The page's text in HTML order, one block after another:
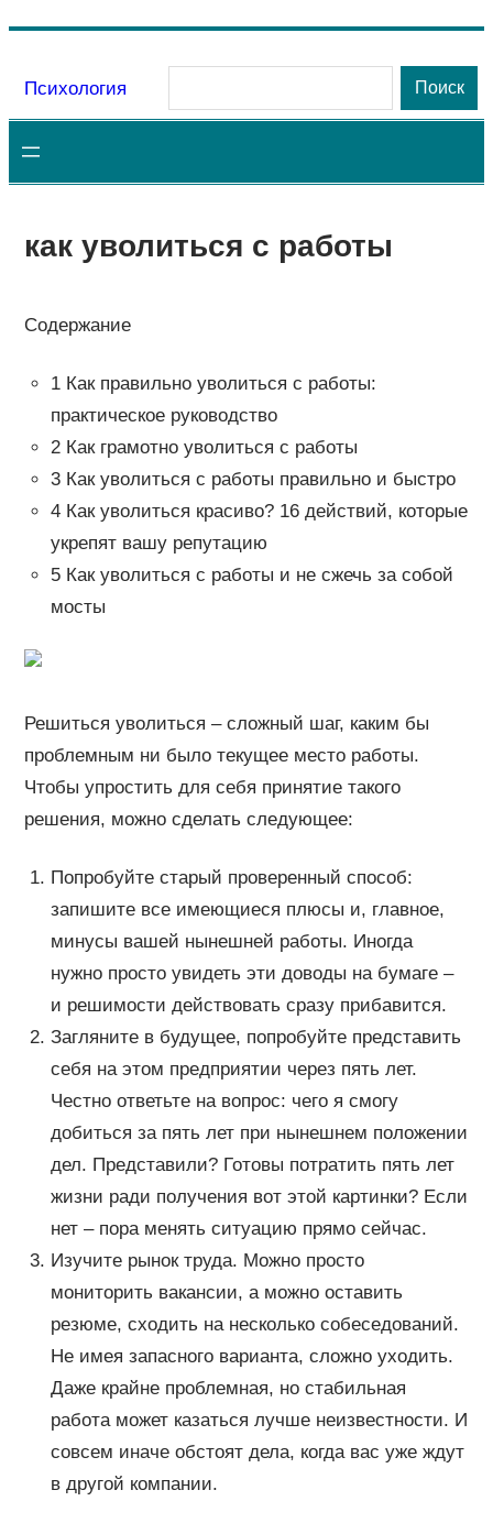
Психология Поиск
как уволиться с работы
Содержание
1 Как правильно уволиться с работы:
практическое руководство
2 Как грамотно уволиться с работы
3 Как уволиться с работы правильно и быстро
4 Как уволиться красиво? 16 действий, которые
укрепят вашу репутацию
5 Как уволиться с работы и не сжечь за собой
мосты
Решиться уволиться – сложный шаг, каким бы
проблемным ни было текущее место работы.
Чтобы упростить для себя принятие такого
решения, можно сделать следующее:
Попробуйте старый проверенный способ:
запишите все имеющиеся плюсы и, главное,
минусы вашей нынешней работы. Иногда
нужно просто увидеть эти доводы на бумаге –
и решимости действовать сразу прибавится.
Загляните в будущее, попробуйте представить
себя на этом предприятии через пять лет.
Честно ответьте на вопрос: чего я смогу
добиться за пять лет при нынешнем положении
дел. Представили? Готовы потратить пять лет
жизни ради получения вот этой картинки? Если
нет – пора менять ситуацию прямо сейчас.
Изучите рынок труда. Можно просто
мониторить вакансии, а можно оставить
резюме, сходить на несколько собеседований.
Не имея запасного варианта, сложно уходить.
Даже крайне проблемная, но стабильная
работа может казаться лучше неизвестности. И
совсем иначе обстоят дела, когда вас уже ждут
в другой компании.